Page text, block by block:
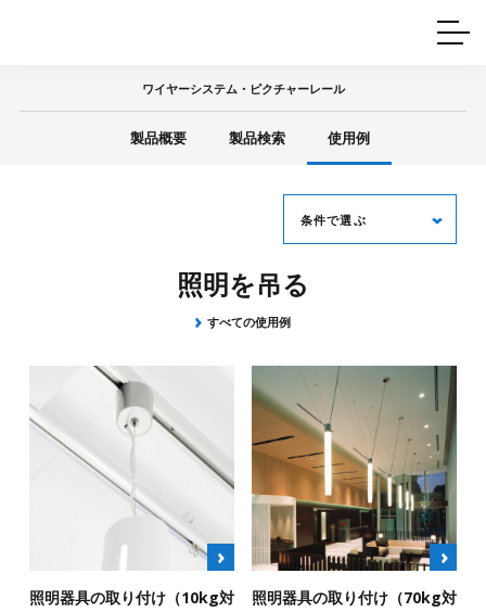
ついて
産業用ワイヤー
技術
サポート
製品の安全と品質について
取扱方法・注意事項
グリップの使い方
図面ダウンロード
ワイヤーシステム・ピクチャーレール
製品概要 製品検索 使用例
条件で選ぶ
照明を吊る
使用シーン
美術館・ギャラリー 店舗・オフィス 住まい空間
最大耐荷重
70kg対応 10kg対応
30kg対応
照明を吊る
すべての使用例
照明器具の取り付け（10kg対
照明器具の取り付け（70kg対